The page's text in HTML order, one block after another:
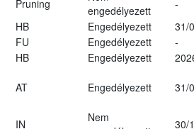
Pruning
engedélyezett
-
HB Engedélyezett
31/
FU Engedélyezett
-
HB Engedélyezett
AT Engedélyezett 31/
IN
Nem
30/